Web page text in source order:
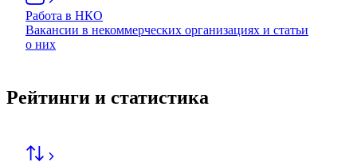
Работа в НКО
Вакансии в некоммерческих организациях и статьи
о них
Рейтинги и статистика